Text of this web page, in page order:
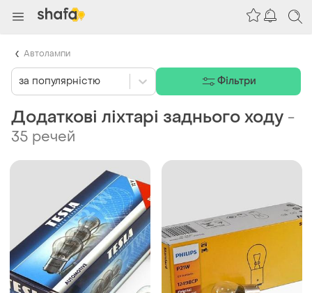
Додаткові ліхтарі заднього ходу -
35 речей
за популярністю Фільтри
Автолампи